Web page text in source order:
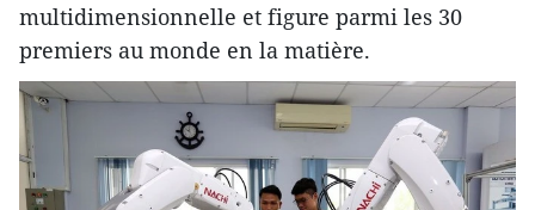
multidimensionnelle et figure parmi les 30
premiers au monde en la matière.